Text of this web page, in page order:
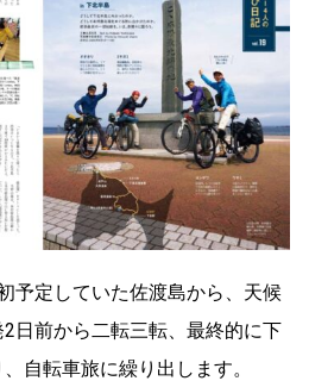
予定していた佐渡島から、天候
日前から二転三転、最終的に下
自転車旅に繰り出します。